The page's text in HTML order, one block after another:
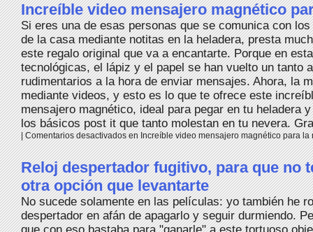
Increíble video mensajero magnético
Si eres una de esas personas que se comunica con
de la casa mediante notitas en la heladera, presta
este regalo original que va a encantarte. Porque en
tecnológicas, el lápiz y el papel se han vuelto un tanto
rudimentarios a la hora de enviar mensajes. Ahora, la
mediante videos, y esto es lo que te ofrece este
mensajero magnético, ideal para pegar en tu heladera
los básicos post it que tanto molestan en tu nevera.
|Comentarios desactivadosen Increíble video mensajero magnético para la
Reloj despertador fugitivo, para que no
otra opción que levantarte
No sucede solamente en las películas: yo también he
despertador en afán de apagarlo y seguir durmiendo.